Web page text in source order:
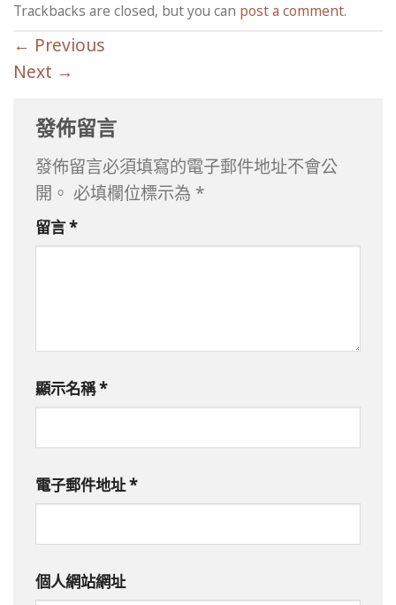
Trackbacks are closed, but you can post a comment.
← Previous
Next →
發佈留言
發佈留言必須填寫的電子郵件地址不會公
開。 必填欄位標示為 *
留言*
顯示名稱*
電子郵件地址*
個人網站網址